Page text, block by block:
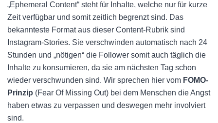
„Ephemeral Content“ steht für Inhalte, welche nur für kurze
Zeit verfügbar und somit zeitlich begrenzt sind. Das
bekannteste Format aus dieser Content-Rubrik sind
Instagram-Stories. Sie verschwinden automatisch nach 24
Stunden und „nötigen“ die Follower somit auch täglich die
Inhalte zu konsumieren, da sie am nächsten Tag schon
wieder verschwunden sind. Wir sprechen hier vom FOMO-
Prinzip (Fear Of Missing Out) bei dem Menschen die Angst
haben etwas zu verpassen und deswegen mehr involviert
sind.